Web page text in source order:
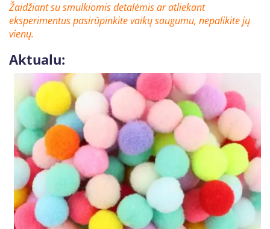
Žaidžiant su smulkiomis detalėmis ar atliekant
eksperimentus pasirūpinkite vaikų saugumu, nepalikite jų
vienų.
Aktualu: